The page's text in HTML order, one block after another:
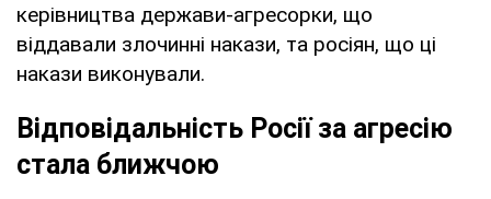
керівництва держави-агресорки, що
віддавали злочинні накази, та росіян, що ці
накази виконували.
Відповідальність Росії за агресію
стала ближчою